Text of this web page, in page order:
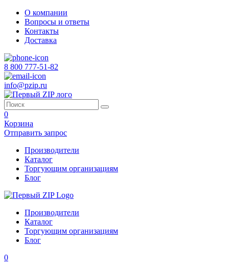
О компании
Вопросы и ответы
Контакты
Доставка
8 800 777-51-82
info@pzip.ru
0
Корзина
Отправить запрос
Производители
Каталог
Торгующим организациям
Блог
Производители
Каталог
Торгующим организациям
Блог
0